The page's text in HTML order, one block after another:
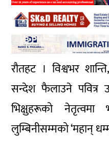
रौतहट । विश्वभर
सन्देश फैलाउने पवित्र
भिक्षुहरूको
लुम्बिनीसम्मको ‘महान्